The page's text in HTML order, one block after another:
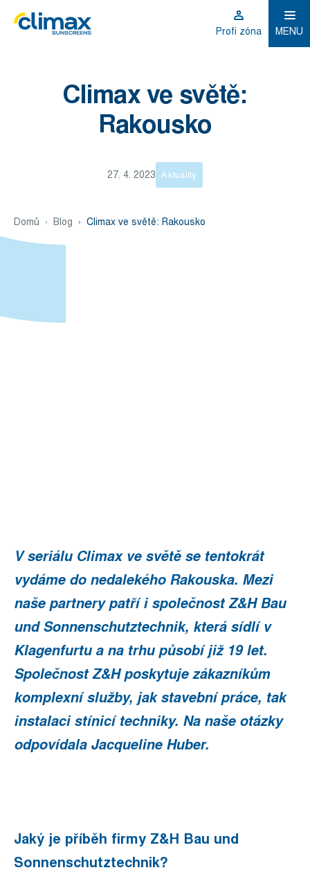
Profi zóna MENU
Climax ve světě:
Rakousko
27. 4. 2023 Aktuality
Domů Blog Climax ve světě: Rakousko
V seriálu Climax ve světě se tentokrát
vydáme do nedalekého Rakouska. Mezi
naše partnery patří i společnost Z&H Bau
undSonnenschutztechnik, která sídlí v
Klagenfurtu a na trhu působí již 19 let.
Společnost Z&H poskytuje zákazníkům
komplexní služby, jak stavební práce, tak
instalaci stínicí techniky. Na naše otázky
odpovídala Jacqueline Huber.
Jaký je příběh firmy Z&H Bau und
Sonnenschutztechnik?